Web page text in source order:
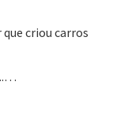
criou carros